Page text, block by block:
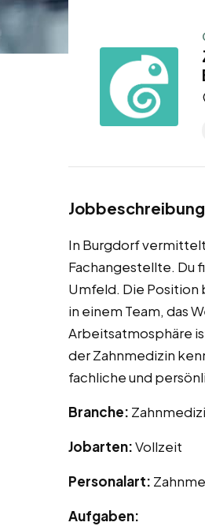
Jobbeschreibung
In Burgdorf
Fachangestellte. Du
Umfeld. Die
in einem Team, das
Arbeitsatmosphäre
der Zahnmedizin
fachliche und
Branche:
Jobarten:Vollzeit
Personalart:
Aufgaben: